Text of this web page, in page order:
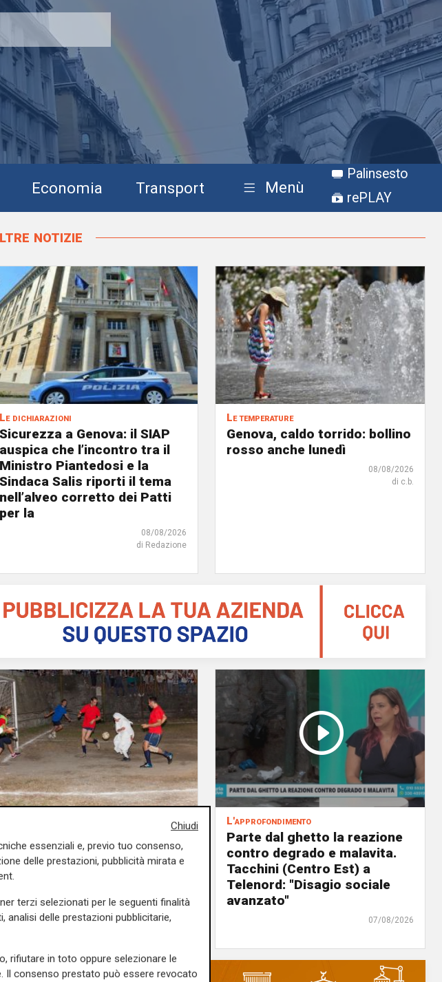
Economia Transport Menù
Palinsesto
rePLAY
notizie
Le dichiarazioni
Sicurezza a Genova: il SIAP
auspica che l’incontro tra il
Ministro Piantedosi e la
Sindaca Salis riporti il tema
nell’alveo corretto dei Patti
per la
08/08/2026
di Redazione
Le temperature
Genova, caldo torrido: bollino
rosso anche lunedì
08/08/2026
di c.b.
partita dell'estate, preti e
suore contro sindaci e
parlamentari
08/08/2026
di Redazione
L'approfondimento
Parte dal ghetto la reazione
contro degrado e malavita.
Tacchini (Centro Est) a
Telenord: "Disagio sociale
avanzato"
07/08/2026
Chiudi
essenziali e, previo tuo consenso,
delle prestazioni, pubblicità mirata e
terzi selezionati per le seguenti finalità
analisi delle prestazioni pubblicitarie,
rifiutare in toto oppure selezionare le
Il consenso prestato può essere revocato